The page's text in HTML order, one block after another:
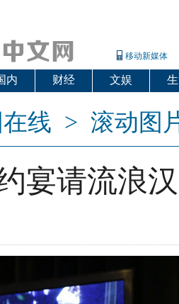
移动新媒体
内 财经 文娱
线 > 滚动图
宴请流浪